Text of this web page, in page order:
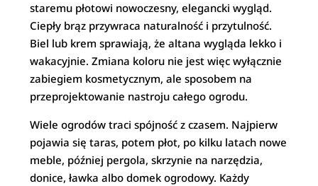
staremu płotowi nowoczesny, elegancki wygląd.
Ciepły brąz przywraca naturalność i przytulność.
Biel lub krem sprawiają, że altana wygląda lekko i
wakacyjnie. Zmiana koloru nie jest więc wyłącznie
zabiegiem kosmetycznym, ale sposobem na
przeprojektowanie nastroju całego ogrodu.
Wiele ogrodów traci spójność z czasem. Najpierw
pojawia się taras, potem płot, po kilku latach nowe
meble, później pergola, skrzynie na narzędzia,
donice, ławka albo domek ogrodowy. Każdy